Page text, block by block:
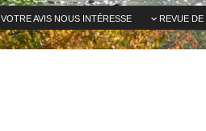
VOTRE AVIS NOUS INTÉRESSE REVUE DE